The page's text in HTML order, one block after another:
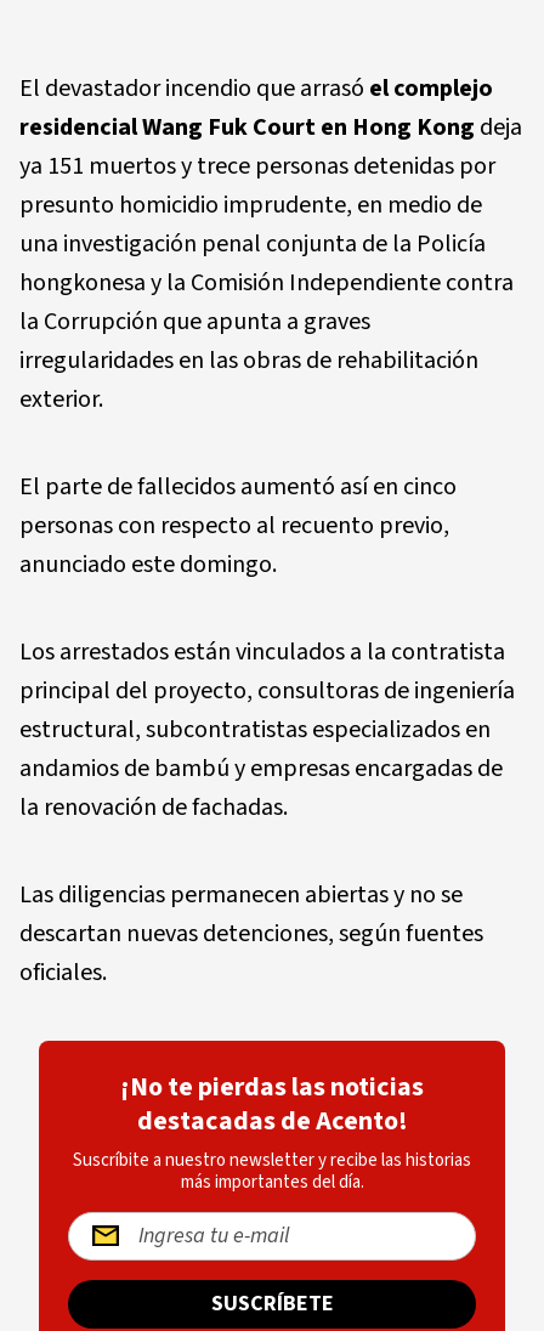
El devastador incendio que arrasó el complejo
residencialWang Fuk Courten Hong Kong deja
ya 151 muertos y trece personas detenidas por
presunto homicidio imprudente, en medio de
una investigación penal conjunta de la Policía
hongkonesa y la Comisión Independiente contra
la Corrupción que apunta a graves
irregularidades en las obras de rehabilitación
exterior.
El parte de fallecidos aumentó así en cinco
personas con respecto al recuento previo,
anunciado este domingo.
Los arrestados están vinculados a la contratista
principal del proyecto, consultoras de ingeniería
estructural, subcontratistas especializados en
andamios de bambú y empresas encargadas de
la renovación de fachadas.
Las diligencias permanecen abiertas y no se
descartan nuevas detenciones, según fuentes
oficiales.
¡No te pierdas las noticias
destacadas de Acento!
Suscríbite a nuestro newsletter y recibe las historias
más importantes del día.
SUSCRÍBETE